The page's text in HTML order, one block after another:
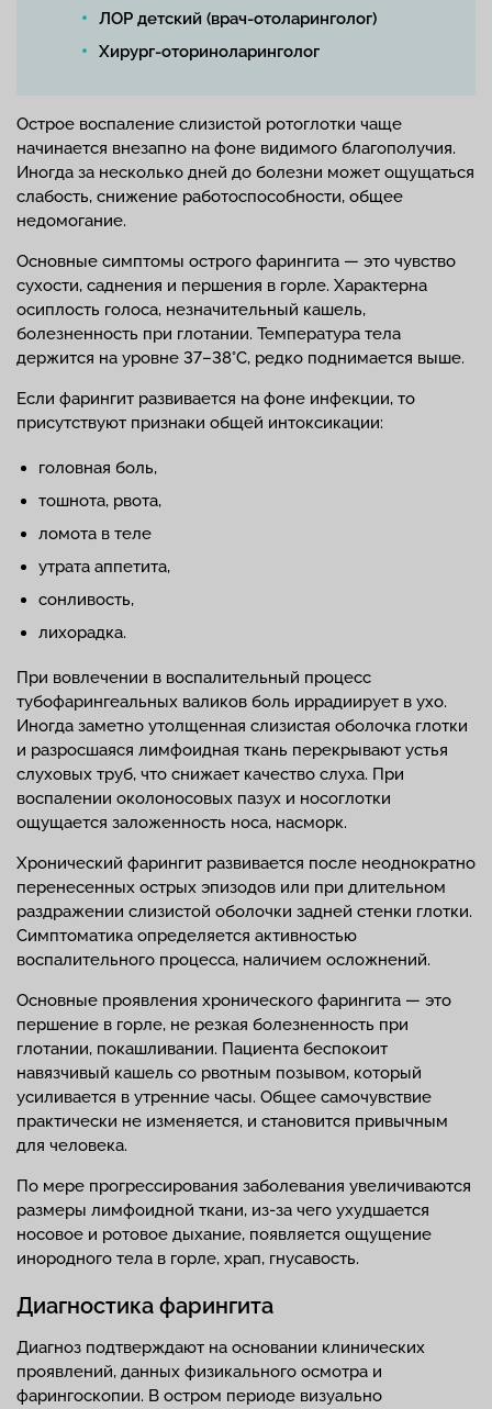
ЛОР детский (врач-отоларинголог)
Хирург-оториноларинголог
Острое воспаление слизистой ротоглотки чаще
начинается внезапно на фоне видимого благополучия.
Иногда за несколько дней до болезни может ощущаться
слабость, снижение работоспособности, общее
недомогание.
Основные симптомы острого фарингита — это чувство
сухости, саднения и першения в горле. Характерна
осиплость голоса, незначительный кашель,
болезненность при глотании. Температура тела
держится на уровне 37–38°С, редко поднимается выше.
Если фарингит развивается на фоне инфекции, то
присутствуют признаки общей интоксикации:
головная боль,
тошнота, рвота,
ломота в теле
утрата аппетита,
сонливость,
лихорадка.
При вовлечении в воспалительный процесс
тубофарингеальных валиков боль иррадиирует в ухо.
Иногда заметно утолщенная слизистая оболочка глотки
и разросшаяся лимфоидная ткань перекрывают устья
слуховых труб, что снижает качество слуха. При
воспалении околоносовых пазух и носоглотки
ощущается заложенность носа, насморк.
Хронический фарингит развивается после неоднократно
перенесенных острых эпизодов или при длительном
раздражении слизистой оболочки задней стенки глотки.
Симптоматика определяется активностью
воспалительного процесса, наличием осложнений.
Основные проявления хронического фарингита — это
першение в горле, не резкая болезненность при
глотании, покашливании. Пациента беспокоит
навязчивый кашель со рвотным позывом, который
усиливается в утренние часы. Общее самочувствие
практически не изменяется, и становится привычным
для человека.
По мере прогрессирования заболевания увеличиваются
размеры лимфоидной ткани, из-за чего ухудшается
носовое и ротовое дыхание, появляется ощущение
инородного тела в горле, храп, гнусавость.
Диагностика фарингита
Диагноз подтверждают на основании клинических
проявлений, данных физикального осмотра и
фарингоскопии. В остром периоде визуально